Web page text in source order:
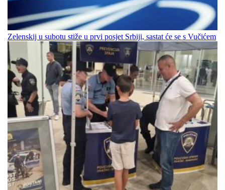
Zelenskij u subotu stiže u prvi posjet Srbiji, sastat će se s Vučićem